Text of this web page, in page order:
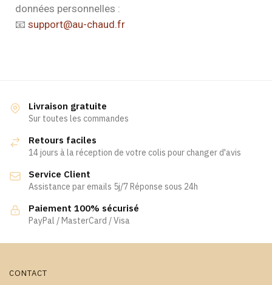
données personnelles :
📧 support@au-chaud.fr
Livraison gratuite
Sur toutes les commandes
Retours faciles
14 jours à la réception de votre colis pour changer d'avis
Service Client
Assistance par emails 5j/7 Réponse sous 24h
Paiement 100% sécurisé
PayPal / MasterCard / Visa
CONTACT